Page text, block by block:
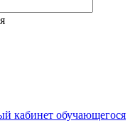
кабинет обучающегося